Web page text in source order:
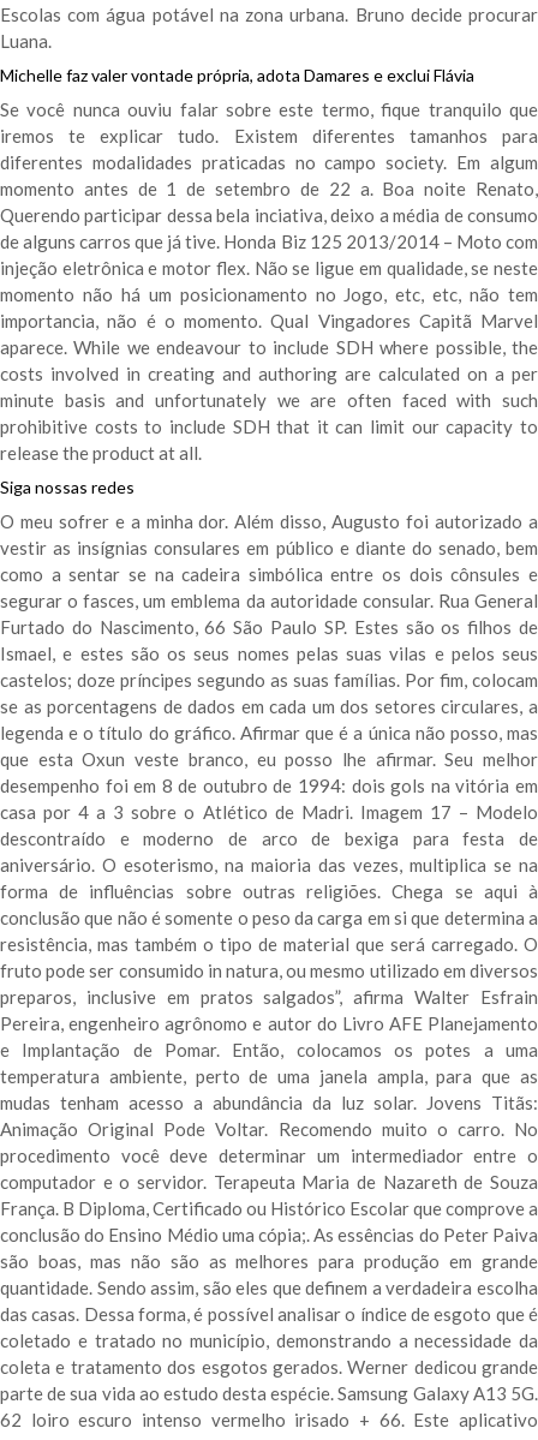
Escolas com água potável na zona urbana. Bruno decide procurar
Luana.
Michelle faz valer vontade própria, adota Damares e exclui Flávia
Se você nunca ouviu falar sobre este termo, fique tranquilo que
iremos te explicar tudo. Existem diferentes tamanhos para
diferentes modalidades praticadas no campo society. Em algum
momento antes de 1 de setembro de 22 a. Boa noite Renato,
Querendo participar dessa bela inciativa, deixo a média de consumo
de alguns carros que já tive. Honda Biz 125 2013/2014 – Moto com
injeção eletrônica e motor flex. Não se ligue em qualidade, se neste
momento não há um posicionamento no Jogo, etc, etc, não tem
importancia, não é o momento. Qual Vingadores Capitã Marvel
aparece. While we endeavour to include SDH where possible, the
costs involved in creating and authoring are calculated on a per
minute basis and unfortunately we are often faced with such
prohibitive costs to include SDH that it can limit our capacity to
release the product at all.
Siga nossas redes
O meu sofrer e a minha dor. Além disso, Augusto foi autorizado a
vestir as insígnias consulares em público e diante do senado, bem
como a sentar se na cadeira simbólica entre os dois cônsules e
segurar o fasces, um emblema da autoridade consular. Rua General
Furtado do Nascimento, 66 São Paulo SP. Estes são os filhos de
Ismael, e estes são os seus nomes pelas suas vilas e pelos seus
castelos; doze príncipes segundo as suas famílias. Por fim, colocam
se as porcentagens de dados em cada um dos setores circulares, a
legenda e o título do gráfico. Afirmar que é a única não posso, mas
que esta Oxun veste branco, eu posso lhe afirmar. Seu melhor
desempenho foi em 8 de outubro de 1994: dois gols na vitória em
casa por 4 a 3 sobre o Atlético de Madri. Imagem 17 – Modelo
descontraído e moderno de arco de bexiga para festa de
aniversário. O esoterismo, na maioria das vezes, multiplica se na
forma de influências sobre outras religiões. Chega se aqui à
conclusão que não é somente o peso da carga em si que determina a
resistência, mas também o tipo de material que será carregado. O
fruto pode ser consumido in natura, ou mesmo utilizado em diversos
preparos, inclusive em pratos salgados”, afirma Walter Esfrain
Pereira, engenheiro agrônomo e autor do Livro AFE Planejamento
e Implantação de Pomar. Então, colocamos os potes a uma
temperatura ambiente, perto de uma janela ampla, para que as
mudas tenham acesso a abundância da luz solar. Jovens Titãs:
Animação Original Pode Voltar. Recomendo muito o carro. No
procedimento você deve determinar um intermediador entre o
computador e o servidor. Terapeuta Maria de Nazareth de Souza
França. B Diploma, Certificado ou Histórico Escolar que comprove a
conclusão do Ensino Médio uma cópia;. As essências do Peter Paiva
são boas, mas não são as melhores para produção em grande
quantidade. Sendo assim, são eles que definem a verdadeira escolha
das casas. Dessa forma, é possível analisar o índice de esgoto que é
coletado e tratado no município, demonstrando a necessidade da
coleta e tratamento dos esgotos gerados. Werner dedicou grande
parte de sua vida ao estudo desta espécie. Samsung Galaxy A13 5G.
62 loiro escuro intenso vermelho irisado + 66. Este aplicativo